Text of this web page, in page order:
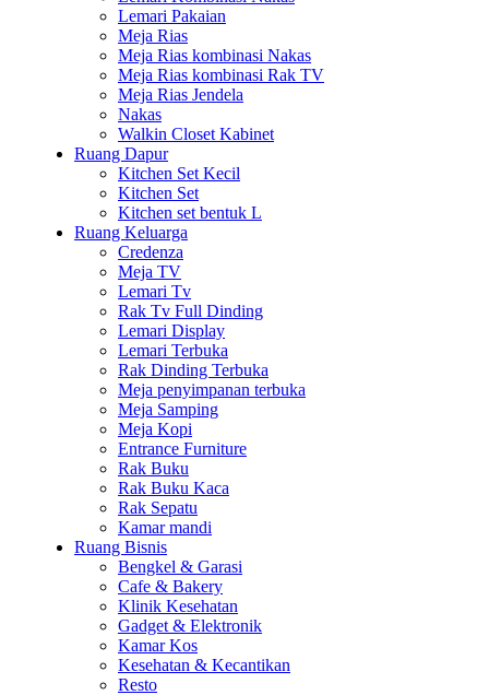
Lemari Pakaian
Meja Rias
Meja Rias kombinasi Nakas
Meja Rias kombinasi Rak TV
Meja Rias Jendela
Nakas
Walkin Closet Kabinet
Ruang Dapur
Kitchen Set Kecil
Kitchen Set
Kitchen set bentuk L
Ruang Keluarga
Credenza
Meja TV
Lemari Tv
Rak Tv Full Dinding
Lemari Display
Lemari Terbuka
Rak Dinding Terbuka
Meja penyimpanan terbuka
Meja Samping
Meja Kopi
Entrance Furniture
Rak Buku
Rak Buku Kaca
Rak Sepatu
Kamar mandi
Ruang Bisnis
Bengkel & Garasi
Cafe & Bakery
Klinik Kesehatan
Gadget & Elektronik
Kamar Kos
Kesehatan & Kecantikan
Resto